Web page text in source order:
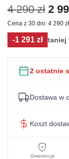
z
5
4 290zł
cena
2
Cena z 30 dni: 4 290 zł
-1 291 zł taniej
2 ostatnie
Dostawa w
Koszt
Gwarancja